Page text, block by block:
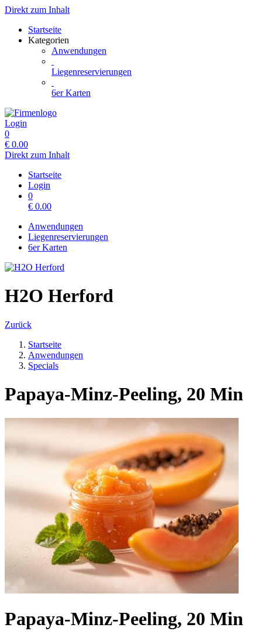
Direkt zum Inhalt
Startseite
Kategorien
Anwendungen
Liegenreservierungen
6er Karten
Login
0
€ 0.00
Direkt zum Inhalt
Startseite
Login
0
€ 0.00
Anwendungen
Liegenreservierungen
6er Karten
H2O Herford
Zurück
Startseite
Anwendungen
Specials
Papaya-Minz-Peeling, 20 Min
Papaya-Minz-Peeling, 20 Min